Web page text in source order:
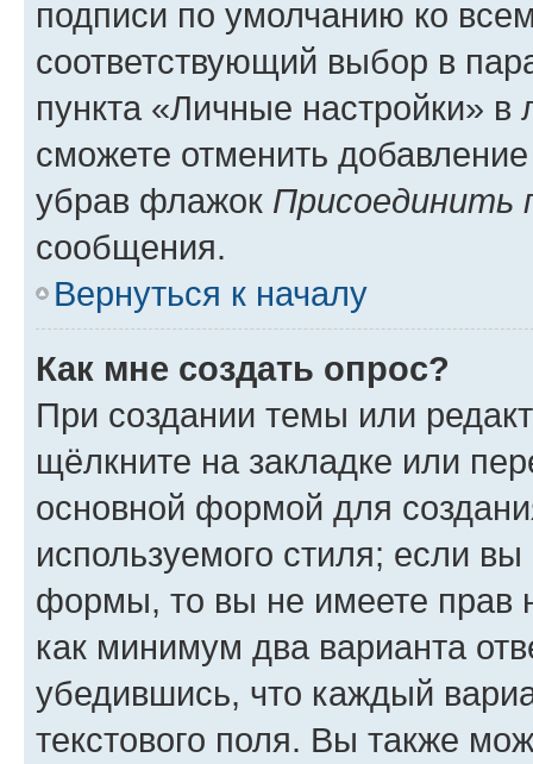
подписи по умолчанию ко
соответствующий выбор в
пункта «Личные настройки»
сможете отменить
убрав флажок Присоединить
сообщения.
Вернуться к началу
Как мне создать опрос?
При создании темы или
щёлкните на закладке или
основной формой для
используемого стиля; если
формы, то вы не имеете прав
как минимум два варианта
убедившись, что каждый
текстового поля. Вы также